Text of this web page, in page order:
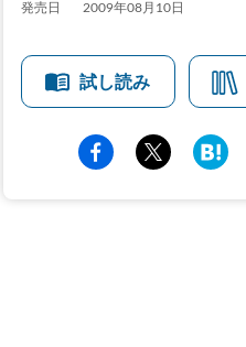
発売日 2009年08月10日
試し読み